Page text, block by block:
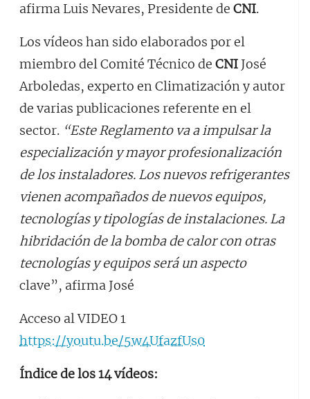
afirma Luis Nevares, Presidente de CNI.
Los vídeos han sido elaborados por el
miembro del Comité Técnico de CNI José
Arboledas, experto en Climatización y autor
de varias publicaciones referente en el
sector. “Este Reglamento va a impulsar la
especialización y mayor profesionalización
de los instaladores. Los nuevos refrigerantes
vienen acompañados de nuevos equipos,
tecnologías y tipologías de instalaciones. La
hibridación de la bomba de calor con otras
tecnologías y equipos será un aspecto
clave”, afirma José
Acceso al VIDEO 1
https://youtu.be/5w4UfazfUs0
Índice de los 14 vídeos: